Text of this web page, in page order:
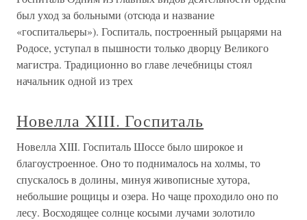
был уход за больными (отсюда и название
«госпитальеры»). Госпиталь, построенный рыцарями на
Родосе, уступал в пышности только дворцу Великого
магистра. Традиционно во главе лечебницы стоял
начальник одной из трех
Новелла XIII. Госпиталь
Новелла XIII. Госпиталь Шоссе было широкое и
благоустроенное. Оно то поднималось на холмы, то
спускалось в долины, минуя живописные хутора,
небольшие рощицы и озера. Но чаще проходило оно по
лесу. Восходящее солнце косыми лучами золотило